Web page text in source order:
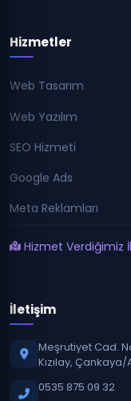
Hizmetler
Web Tasarım
Web Yazılım
SEO Hizmeti
Google Ads
Meta Reklamları
Hizmet Verdiğimiz
İletişim
Meşrutiyet Cad.
Kızılay,
0535 875 09 32